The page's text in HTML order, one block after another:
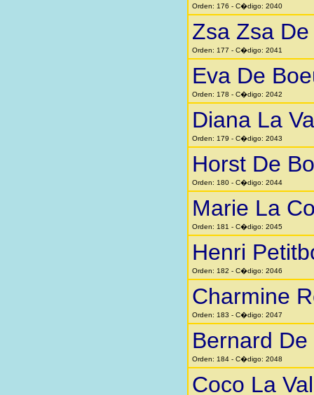
Orden: 176 - C�digo: 2040
Zsa Zsa
Orden: 177 - C�digo: 2041
Eva De
Orden: 178 - C�digo: 2042
Diana La
Orden: 179 - C�digo: 2043
Horst De
Orden: 180 - C�digo: 2044
Marie La
Orden: 181 - C�digo: 2045
Henri
Orden: 182 - C�digo: 2046
Charmine
Orden: 183 - C�digo: 2047
Bernard De
Orden: 184 - C�digo: 2048
Coco La